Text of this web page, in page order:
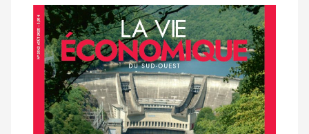
Notre
dernier
magazine